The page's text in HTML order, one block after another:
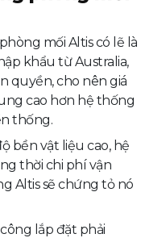
mối Altis có lẽ là
khẩu từ Australia,
quyền, cho nên giá
cao hơn hệ thống
thống.
bền vật liệu cao, hệ
thời chi phí vận
Altis sẽ chứng tỏ nó
lắp đặt phải